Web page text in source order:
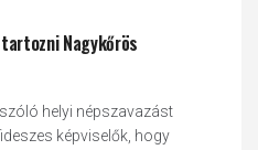
Nagykőrös
helyi népszavazást
képviselők, hogy